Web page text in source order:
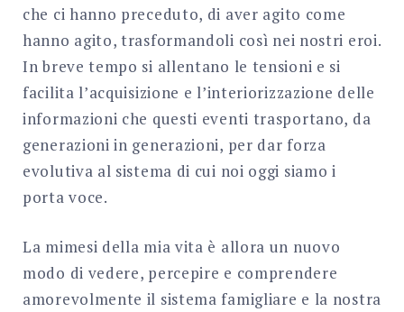
che ci hanno preceduto, di aver agito come
hanno agito, trasformandoli così nei nostri eroi.
In breve tempo si allentano le tensioni e si
facilita l’acquisizione e l’interiorizzazione delle
informazioni che questi eventi trasportano, da
generazioni in generazioni, per dar forza
evolutiva al sistema di cui noi oggi siamo i
porta voce.
La mimesi della mia vita è allora un nuovo
modo di vedere, percepire e comprendere
amorevolmente il sistema famigliare e la nostra